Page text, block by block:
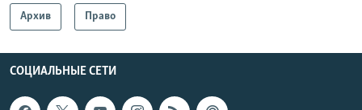
Архив Право
СОЦИАЛЬНЫЕ СЕТИ